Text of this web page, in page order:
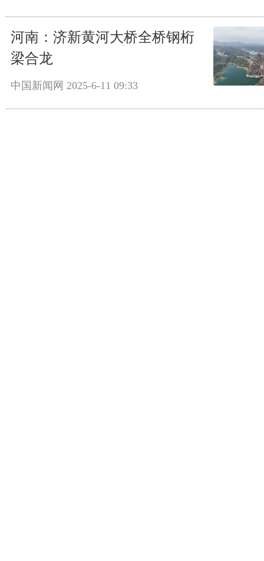
河南：济新黄河大桥全桥钢桁
梁合龙
中国新闻网 2025-6-11 09:33